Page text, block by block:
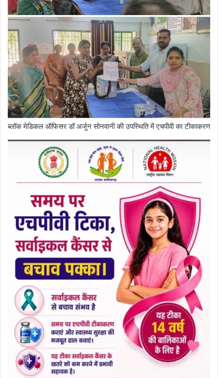
ब्लॉक मेडिकल ऑफिसर डॉ अर्जुन सोनवानी की उपस्थिति में एचपीवी का टीकाकरण